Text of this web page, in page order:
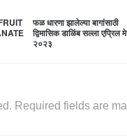
फळ धारणा झालेल्या बागांसाठी
द्विमासिक डाळिंब सल्ला एप्रिल मे
२०२३
Required fields are